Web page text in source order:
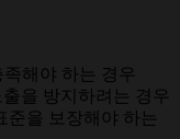
해야 하는 경우
을 방지하려는 경우
을 보장해야 하는